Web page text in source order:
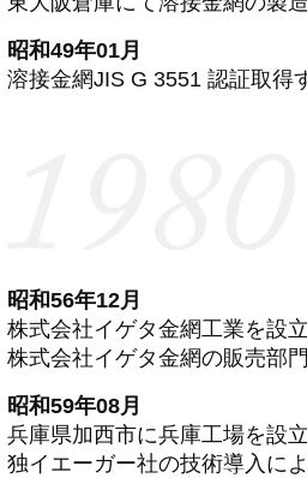
昭和49年01月
溶接金網JIS G 3551 認証取得
昭和56年12月
株式会社イゲタ金網工業を設
株式会社イゲタ金網の販売部
昭和59年08月
兵庫県加西市に兵庫工場を設立
独イエーガー社の技術導入によ